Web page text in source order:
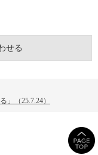
せる
」（25.7.24）